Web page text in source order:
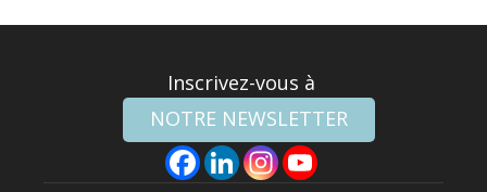
Inscrivez-vous à
NOTRE NEWSLETTER